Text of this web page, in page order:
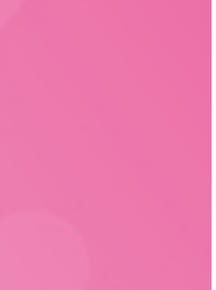
Talk von EDEKA